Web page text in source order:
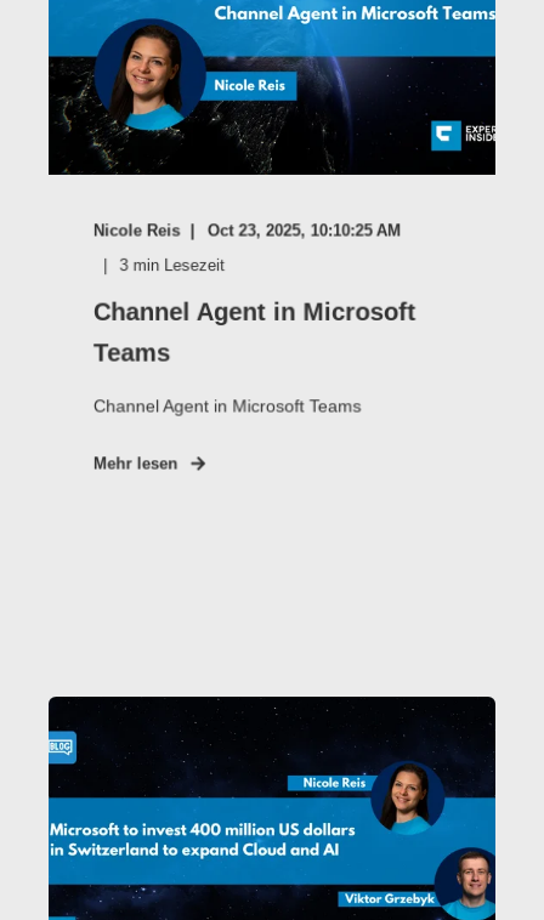
Nicole Reis Oct 23, 2025, 10:10:25 AM
3 min Lesezeit
Channel Agent in Microsoft
Teams
Channel Agent in Microsoft Teams
Mehr lesen